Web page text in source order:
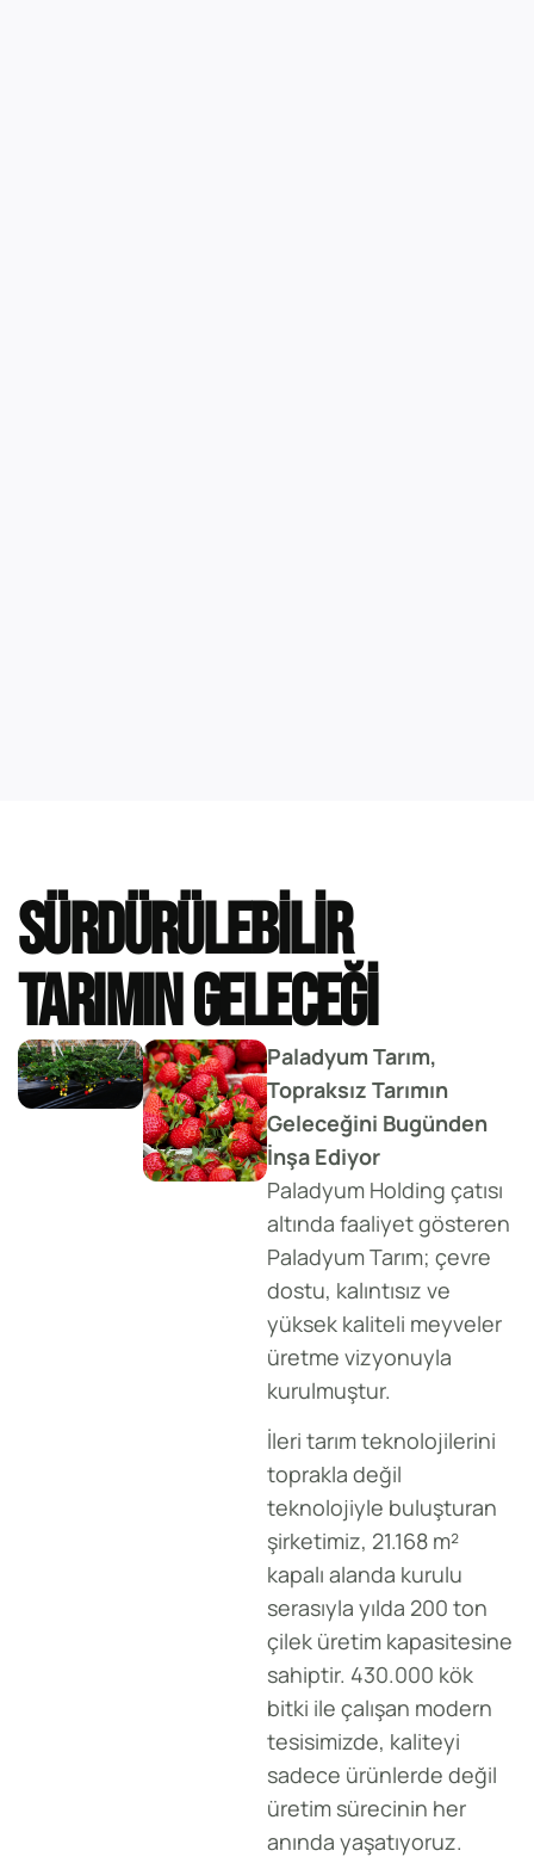
Sürdürülebilir
Tarımın Geleceği
Paladyum Tarım,
Topraksız Tarımın
Geleceğini Bugünden
İnşa Ediyor
Paladyum Holding çatısı
altında faaliyet gösteren
Paladyum Tarım; çevre
dostu, kalıntısız ve
yüksek kaliteli meyveler
üretme vizyonuyla
kurulmuştur.
İleri tarım teknolojilerini
toprakla değil
teknolojiyle buluşturan
şirketimiz, 21.168 m²
kapalı alanda kurulu
serasıyla yılda 200 ton
çilek üretim kapasitesine
sahiptir. 430.000 kök
bitki ile çalışan modern
tesisimizde, kaliteyi
sadece ürünlerde değil
üretim sürecinin her
anında yaşatıyoruz.